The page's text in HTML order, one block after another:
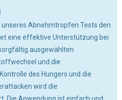
Abnehmtropfen Tests den
eine effektive Unterstützung bei
ausgewählten
und die
des Hungers und die
wird die